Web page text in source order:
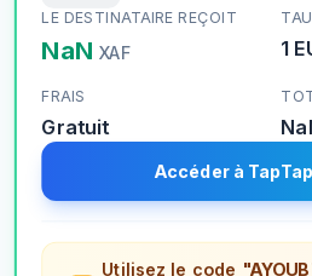
LE DESTINATAIRE REÇOIT
NaN XAF 1
FRAIS
Gratuit
Accéder à
Utilisez le code